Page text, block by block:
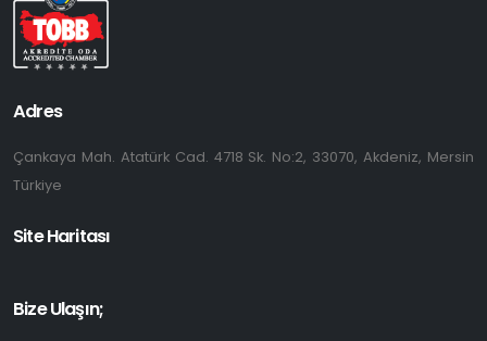
Adres
Çankaya Mah. Atatürk Cad. 4718 Sk. No:2, 33070, Akdeniz, Mersin
Türkiye
Site Haritası
Bize Ulaşın;